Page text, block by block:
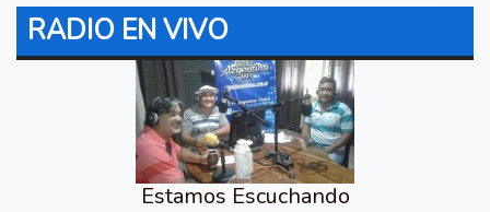
RADIO EN VIVO
Estamos Escuchando